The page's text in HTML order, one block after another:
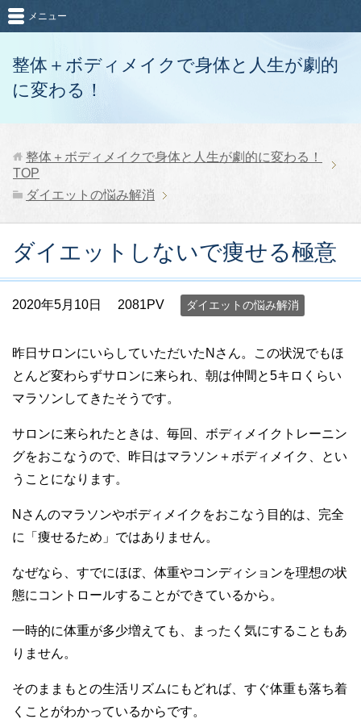
整体＋ボディメイクで身体と人生が劇的
に変わる！
メニュー
整体＋ボディメイクで身体と人生が劇的に変わる！
TOP
ダイエットの悩み解消
ダイエットしないで痩せる極意
2020年5月10日 2081PV ダイエットの悩み解消
昨日サロンにいらしていただいたNさん。この状況でもほ
とんど変わらずサロンに来られ、朝は仲間と5キロくらい
マラソンしてきたそうです。
サロンに来られたときは、毎回、ボディメイクトレーニン
グをおこなうので、昨日はマラソン＋ボディメイク、とい
うことになります。
Nさんのマラソンやボディメイクをおこなう目的は、完全
に「痩せるため」ではありません。
なぜなら、すでにほぼ、体重やコンディションを理想の状
態にコントロールすることができているから。
一時的に体重が多少増えても、まったく気にすることもあ
りません。
そのままもとの生活リズムにもどれば、すぐ体重も落ち着
くことがわかっているからです。